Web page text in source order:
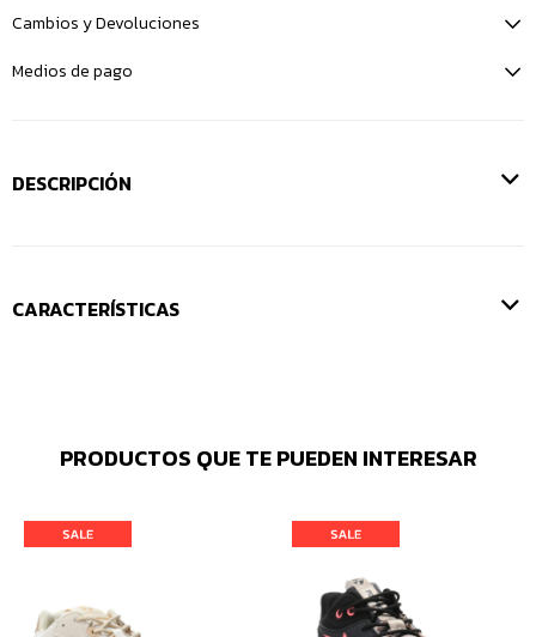
Cambios y Devoluciones
Medios de pago
DESCRIPCIÓN
CARACTERÍSTICAS
PRODUCTOS QUE TE PUEDEN INTERESAR